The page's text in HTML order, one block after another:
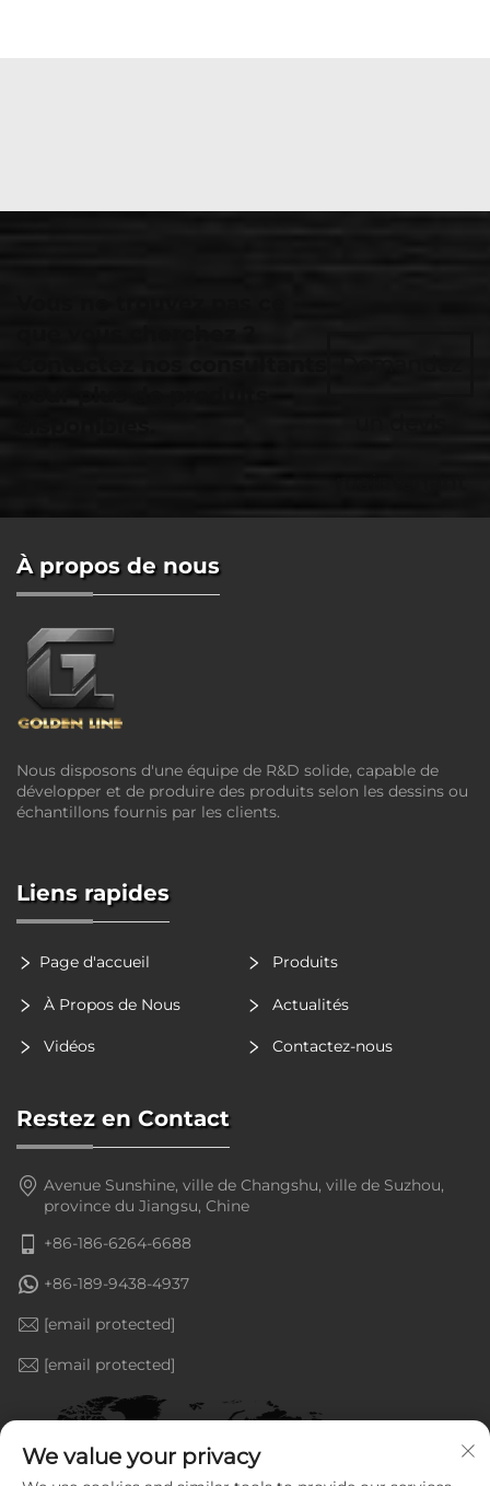
À propos de nous
Nous disposons d'une équipe de R&D solide, capable de
développer et de produire des produits selon les dessins ou
échantillons fournis par les clients.
Liens rapides
Page d'accueil Produits
À Propos de Nous Actualités
Vidéos Contactez-nous
Restez en Contact
Avenue Sunshine, ville de Changshu, ville de Suzhou,
province du Jiangsu, Chine
+86-186-6264-6688
+86-189-9438-4937
[email protected]
[email protected]
We value your privacy